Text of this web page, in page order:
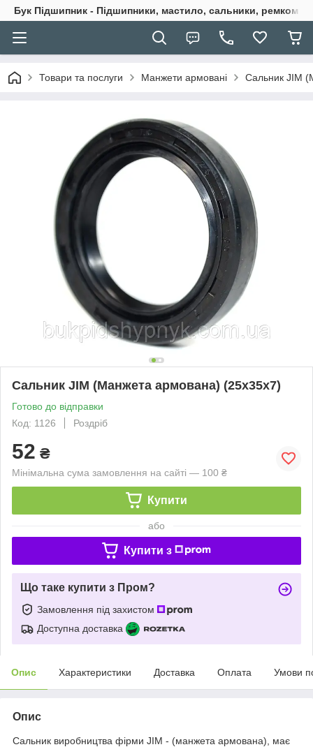
Бук Підшипник - Підшипники, мастило, сальники,
Товари та послуги Манжети армовані Сальник JIM
Сальник JIM (Манжета армована) (25x35x7)
Готово до відправки
Код: 1126
Роздріб
52 ₴
Мінімальна сума замовлення на сайті — 100 ₴
Купити
або
Купити з
Що таке купити з Пром?
Замовлення під захистом
Доступна доставка
Опис Характеристики Доставка Оплата Умови
Опис
Сальник виробництва фірми JIM - (манжета армована), має